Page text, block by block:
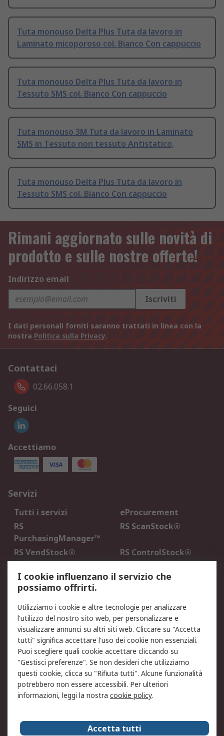
Tuta monouso Delta Plus Tuta da lavoro in
Laminato micoporoso col. Bianco Con cappuccio
Tuta monouso Delta Plus Tuta da lavoro in
Tessuto SMS col. Bianco Con cappuccio
Tuta monouso 3M Tuta da lavoro in Laminato
SMS in Tessuto non tessuto Antistatico,
Tuta monouso Delta Plus Tuta da lavoro in
Tessuto SMS col. Bianco Con cappuccio
Rimani aggiornato sulle novità di
prodotto e sulle nostre offerte!
Indirizzo email
Iscriviti
I dati personali forniti saranno trattati in linea con la
nostra Politica sulla Privacy.
Contattaci
02.66.058.1
Seguici
Accettiamo
Servizi
Tutti i servizi
eProcurement
RS
PurchasingManager™
RS ScanStock®
RS VendStock®
RS ControlStock®
Legale
Informativa Cookie
Informativa Privacy -
Aggiornata
Email Security
Termini d'uso
Condizioni di vendita
Condizioni generali di
servizio
Etica e responsabilità
Chi Siamo
Chi Siamo
Contattaci
I cookie influenzano il servizio che
possiamo offrirti.
Utilizziamo i cookie e altre tecnologie per analizzare
l'utilizzo del nostro sito web, per personalizzare e
visualizzare annunci su altri siti web. Cliccare su "Accetta
tutti" significa accettare l'uso dei cookie non essenziali.
Puoi scegliere quali cookie accettare cliccando su
"Gestisci preferenze". Se non desideri che utilizziamo
questi cookie, clicca su "Rifiuta tutti". Alcune funzionalità
potrebbero non essere accessibili. Per ulteriori
informazioni, leggi la nostra cookie policy.
Accetta tutti